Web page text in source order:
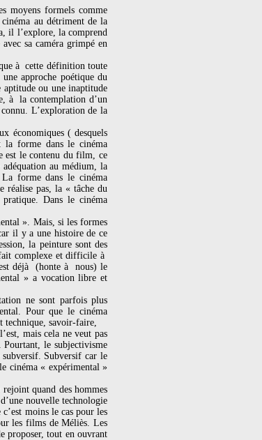
moyens formels comme
au détriment de la
il l’explore, la comprend
sa caméra grimpé en
à cette définition toute
approche poétique du
aptitude ou une inaptitude
à la contemplation d’un
L’exploration de la
économiques ( desquels
la forme dans le cinéma
est le contenu du film, ce
au médium, la
forme dans le cinéma
réalise pas, la « tâche du
Dans le cinéma
». Mais, si les formes
il y a une histoire de ce
la peinture sont des
complexe et difficile à
déjà (honte à nous) le
» a vocation libre et
ne sont parfois plus
Pour que le cinéma
technique, savoir-faire,
mais cela ne veut pas
Pourtant, le subjectivisme
Subversif car le
cinéma « expérimental »
quand des hommes
nouvelle technologie
moins le cas pour les
les films de Méliès. Les
proposer, tout en ouvrant